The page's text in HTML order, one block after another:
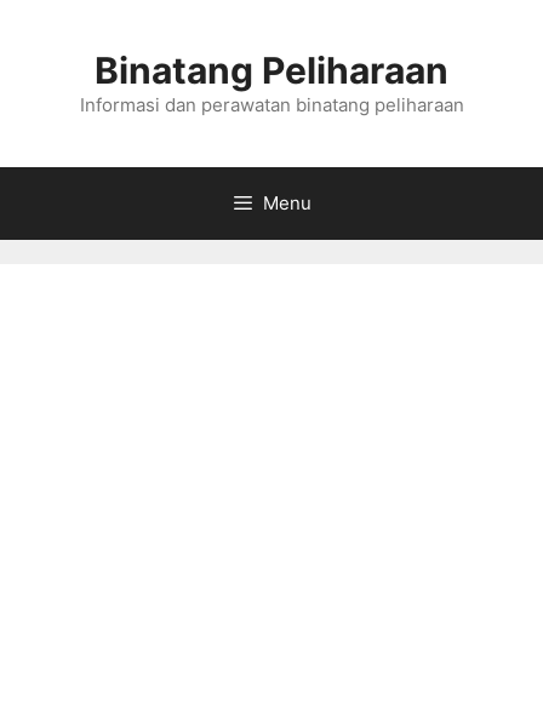
Binatang Peliharaan
Informasi dan perawatan binatang peliharaan
Menu